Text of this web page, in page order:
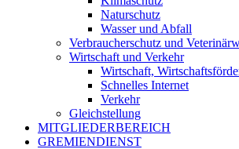
Naturschutz
Wasser und Abfall
Verbraucherschutz und
Wirtschaft und Verkehr
Wirtschaft,
Schnelles Internet
Verkehr
Gleichstellung
MITGLIEDERBEREICH
GREMIENDIENST